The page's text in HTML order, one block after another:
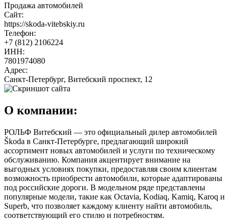
Продажа автомобилей
Сайт:
https://skoda-vitebskiy.ru
Телефон:
+7 (812) 2106224
ИНН:
7801974080
Адрес:
Санкт-Петербург, Витебский проспект, 12
О компании:
РОЛЬФ Витебский — это официальный дилер автомобилей
Škoda в Санкт-Петербурге, предлагающий широкий
ассортимент новых автомобилей и услуги по техническому
обслуживанию. Компания акцентирует внимание на
выгодных условиях покупки, предоставляя своим клиентам
возможность приобрести автомобили, которые адаптированы
под российские дороги. В модельном ряде представлены
популярные модели, такие как Octavia, Kodiaq, Kamiq, Karoq и
Superb, что позволяет каждому клиенту найти автомобиль,
соответствующий его стилю и потребностям.